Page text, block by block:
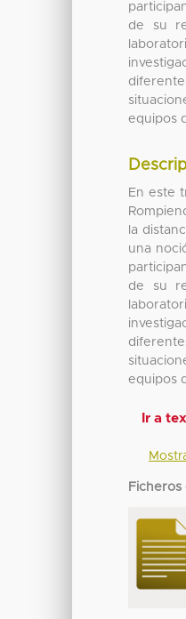
de su
equipos
En este
la
una
de su
equipos
Ir a
Ficheros